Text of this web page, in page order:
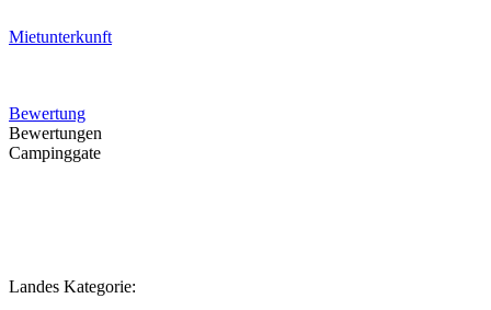
Mietunterkunft
Bewertung
Bewertungen
Campinggate
Landes Kategorie: